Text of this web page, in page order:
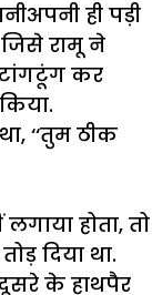
ही पड़ी
जिसे रामू ने
कर
किया.
था, ‘‘तुम ठीक
लगाया होता, तो
तोड़ दिया था.
के हाथपैर